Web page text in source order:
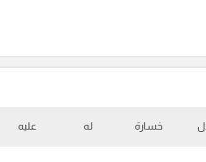
خسارة له عليه